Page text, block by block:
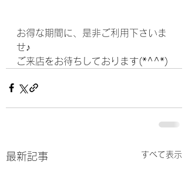
お得な期間に、是非ご利用下さいま
せ♪
ご来店をお待ちしております(*^^*)
最新記事 すべて表示